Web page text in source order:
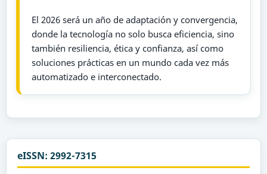
El 2026 será un año de adaptación y convergencia,
donde la tecnología no solo busca eficiencia, sino
también resiliencia, ética y confianza, así como
soluciones prácticas en un mundo cada vez más
automatizado e interconectado.
eISSN: 2992-7315